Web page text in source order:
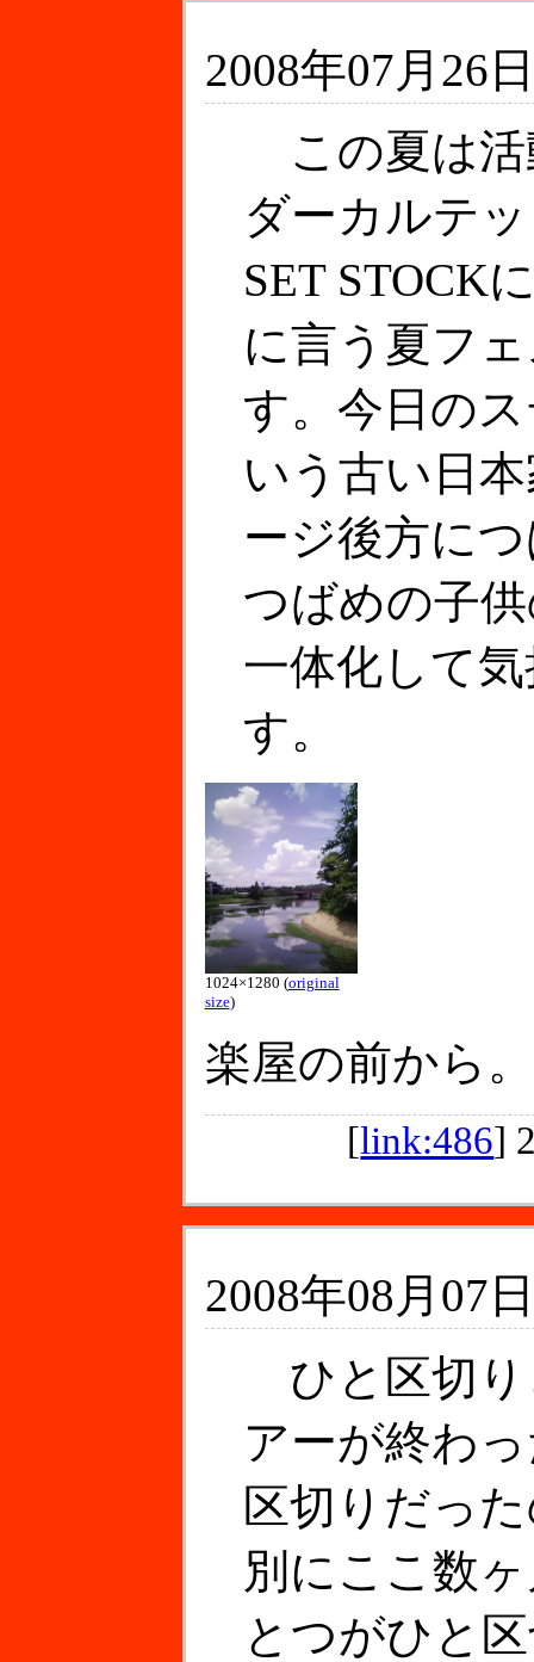
2008年07月26
この夏は活
ダーカルテ
SET STOCK
に言う夏フ
す。今日の
いう古い日
ージ後方に
つばめの子
一体化して
す。
1024×1280 (original
size)
楽屋の前から
[link:486]
2008年08月07
ひと区切り
アーが終わ
区切りだっ
別にここ数
とつがひと